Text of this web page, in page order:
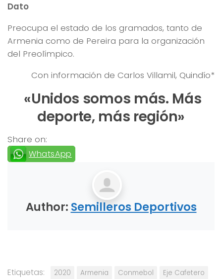
Dato
Preocupa el estado de los gramados, tanto de
Armenia como de Pereira para la organización
del Preolímpico.
Con información de Carlos Villamil, Quindío*
«Unidos somos más. Más
deporte, más región»
Share on:
WhatsApp
Author: Semilleros Deportivos
Etiquetas: 2020 Armenia Conmebol
Eje Cafetero